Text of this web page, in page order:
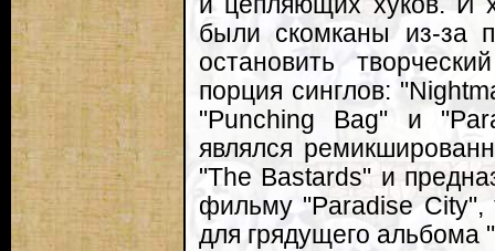
были скомканы из-за
остановить
порция синглов:
"Punching Bag" и
являлся
"The Bastards" и
фильму "Paradise City",
для грядущего альбома